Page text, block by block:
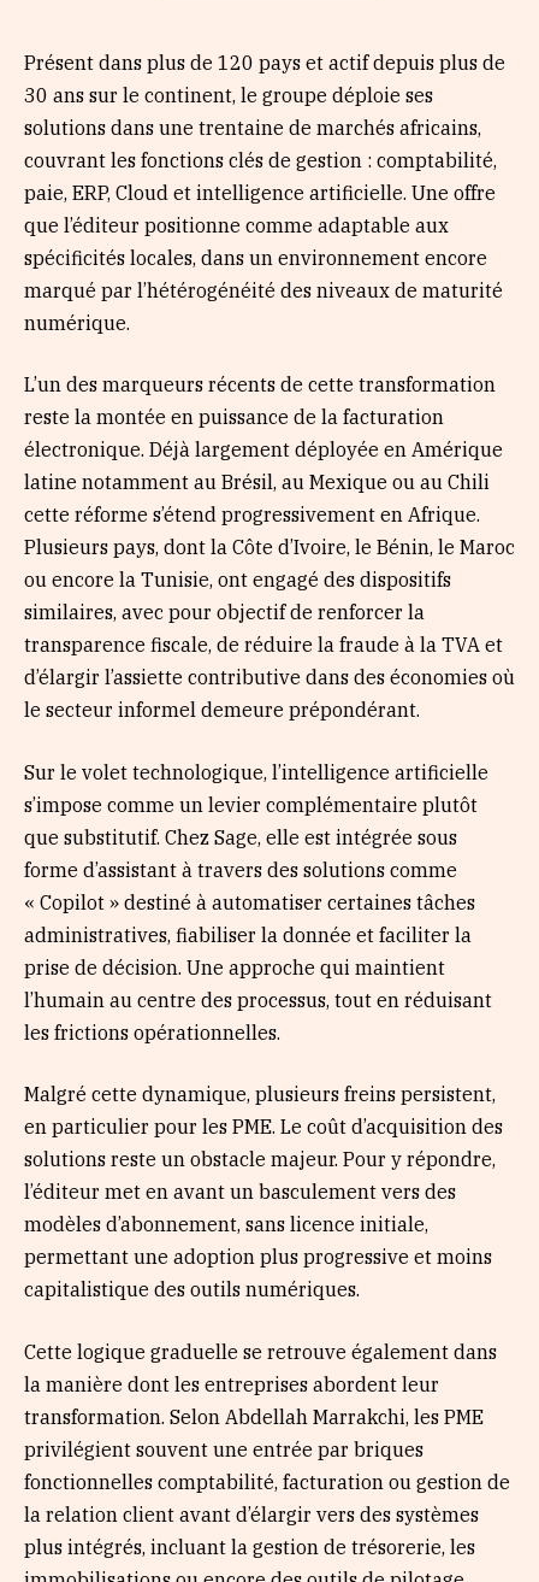
Présent dans plus de 120 pays et actif depuis plus de
30 ans sur le continent, le groupe déploie ses
solutions dans une trentaine de marchés africains,
couvrant les fonctions clés de gestion : comptabilité,
paie, ERP, Cloud et intelligence artificielle. Une offre
que l’éditeur positionne comme adaptable aux
spécificités locales, dans un environnement encore
marqué par l’hétérogénéité des niveaux de maturité
numérique.
L’un des marqueurs récents de cette transformation
reste la montée en puissance de la facturation
électronique. Déjà largement déployée en Amérique
latine notamment au Brésil, au Mexique ou au Chili
cette réforme s’étend progressivement en Afrique.
Plusieurs pays, dont la Côte d’Ivoire, le Bénin, le Maroc
ou encore la Tunisie, ont engagé des dispositifs
similaires, avec pour objectif de renforcer la
transparence fiscale, de réduire la fraude à la TVA et
d’élargir l’assiette contributive dans des économies où
le secteur informel demeure prépondérant.
Sur le volet technologique, l’intelligence artificielle
s’impose comme un levier complémentaire plutôt
que substitutif. Chez Sage, elle est intégrée sous
forme d’assistant à travers des solutions comme
« Copilot » destiné à automatiser certaines tâches
administratives, fiabiliser la donnée et faciliter la
prise de décision. Une approche qui maintient
l’humain au centre des processus, tout en réduisant
les frictions opérationnelles.
Malgré cette dynamique, plusieurs freins persistent,
en particulier pour les PME. Le coût d’acquisition des
solutions reste un obstacle majeur. Pour y répondre,
l’éditeur met en avant un basculement vers des
modèles d’abonnement, sans licence initiale,
permettant une adoption plus progressive et moins
capitalistique des outils numériques.
Cette logique graduelle se retrouve également dans
la manière dont les entreprises abordent leur
transformation. Selon Abdellah Marrakchi, les PME
privilégient souvent une entrée par briques
fonctionnelles comptabilité, facturation ou gestion de
la relation client avant d’élargir vers des systèmes
plus intégrés, incluant la gestion de trésorerie, les